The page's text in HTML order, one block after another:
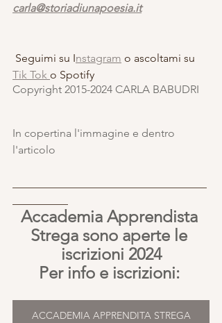
carla@storiadiunapoesia.it
Seguimi su Instagram o ascoltami su
Tik Tok o Spotify
Copyright 2015-2024 CARLA BABUDRI
In copertina l'immagine e dentro
l'articolo
Accademia Apprendista
Strega sono aperte le
iscrizioni 2024
Per info e iscrizioni:
ACCADEMIA APPRENDITA STREGA